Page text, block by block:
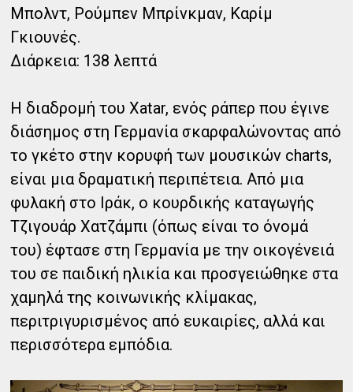
Μπολντ, Ρούμπεν Μπρίνκμαν, Καρίμ
Γκιουνές.
Διάρκεια: 138 λεπτά
Η διαδρομή του Xatar, ενός ράπερ που έγινε
διάσημος στη Γερμανία σκαρφαλώνοντας από
το γκέτο στην κορυφή των μουσικών charts,
είναι μια δραματική περιπέτεια. Από μια
φυλακή στο Ιράκ, ο κουρδικής καταγωγής
Τζιγουάρ Χατζάμπι (όπως είναι το όνομά
του) έφτασε στη Γερμανία με την οικογένειά
του σε παιδική ηλικία και προσγειώθηκε στα
χαμηλά της κοινωνικής κλίμακας,
περιτριγυρισμένος από ευκαιρίες, αλλά και
περισσότερα εμπόδια.